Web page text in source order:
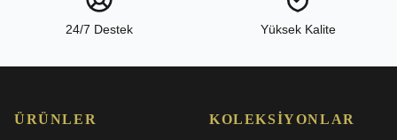
24/7 Destek Yüksek Kalite
ÜRÜNLER KOLEKSIYONLAR